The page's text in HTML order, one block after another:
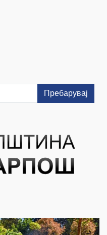
Пребарувај